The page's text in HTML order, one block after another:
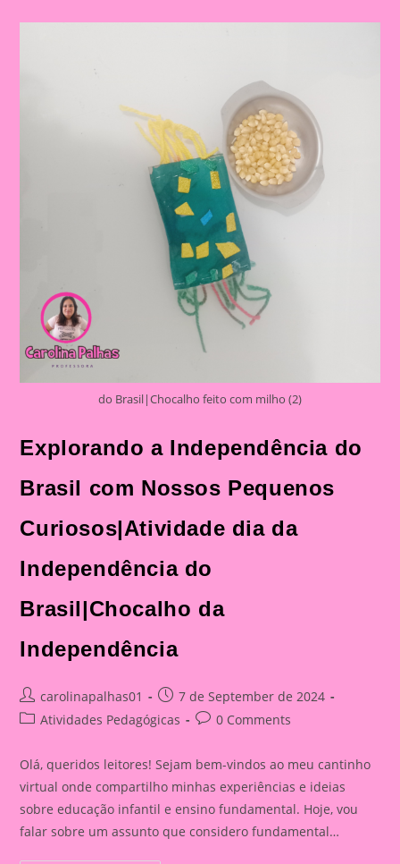
do Brasil|Chocalho feito com milho (2)
Explorando a Independência do
Brasil com Nossos Pequenos
Curiosos|Atividade dia da
Independência do
Brasil|Chocalho da
Independência
Post
author:
carolinapalhas01
Post
published:
7 de September de 2024
PostAtividades Pedagógicas
Post0 Comments
Olá, queridos leitores! Sejam bem-vindos ao meu cantinho
virtual onde compartilho minhas experiências e ideias
sobre educação infantil e ensino fundamental. Hoje, vou
falar sobre um assunto que considero fundamental…